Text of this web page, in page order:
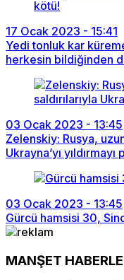
17 Ocak 2023 - 15:41
Yedi tonluk kar
herkesin bildiğinden
03 Ocak 2023 - 13:45
Zelenskiy: Rusya,
Ukrayna’yı yıldırmayı
03 Ocak 2023 - 13:45
Gürcü hamsisi 30,
MANŞET